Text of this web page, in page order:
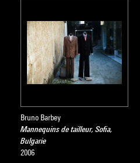
Bruno Barbey
Mannequins de tailleur, Sofia,
Bulgarie
2006